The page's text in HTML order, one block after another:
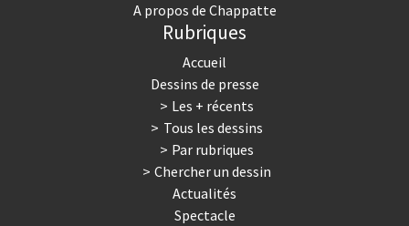
A propos de Chappatte
Rubriques
Accueil
Dessins de presse
Les + récents
Tous les dessins
Par rubriques
Chercher un dessin
Actualités
Spectacle